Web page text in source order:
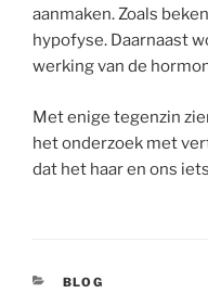
aanmaken. Zoals
hypofyse. Daarnaast
werking van de
Met enige tegenzin
het onderzoek met
dat het haar en ons
CATEGORIEËN
BLOG